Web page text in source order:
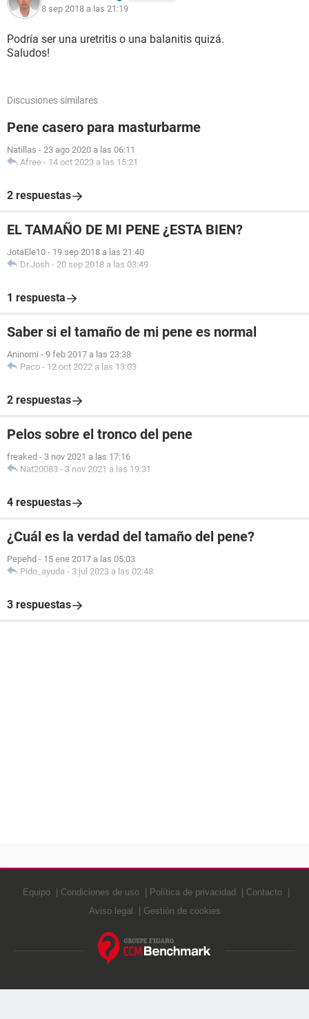
8 sep 2018 a las 21:19
Podría ser una uretritis o una balanitis quizá.
Saludos!
Discusiones similares
Pene casero para masturbarme
Natillas - 23 ago 2020 a las 06:11
Afree - 14 oct 2023 a las 15:21
2 respuestas
EL TAMAÑO DE MI PENE ¿ESTA BIEN?
JotaEle10 - 19 sep 2018 a las 21:40
Dr.Josh - 20 sep 2018 a las 03:49
1 respuesta
Saber si el tamaño de mi pene es normal
Aninomi - 9 feb 2017 a las 23:38
Paco - 12 oct 2022 a las 13:03
2 respuestas
Pelos sobre el tronco del pene
freaked - 3 nov 2021 a las 17:16
Nat20083 - 3 nov 2021 a las 19:31
4 respuestas
¿Cuál es la verdad del tamaño del pene?
Pepehd - 15 ene 2017 a las 05:03
Pido_ayuda - 3 jul 2023 a las 02:48
3 respuestas
Equipo Condiciones de uso Política de privacidad
Contacto
Aviso legal
Gestión de cookies